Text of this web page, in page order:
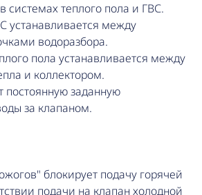
системах теплого пола и ГВС.
устанавливается между
водоразбора.
пола устанавливается между
и коллектором.
постоянную заданную
за клапаном.
блокирует подачу горячей
подачи на клапан холодной